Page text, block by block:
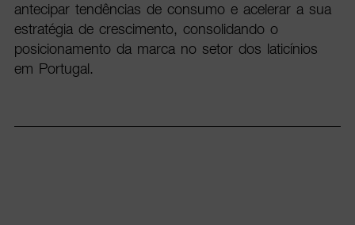
antecipar tendências de consumo e acelerar a sua
estratégia de crescimento, consolidando o
posicionamento da marca no setor dos laticínios
em Portugal.